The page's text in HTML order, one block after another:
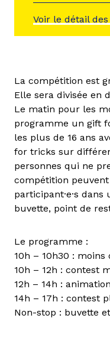
Voir le détail
La compétition est
Elle sera divisée en
Le matin pour les
programme un gift
les plus de 16 ans
for tricks sur
personnes qui ne
compétition
participant·e·s
buvette, point de
Le programme :
10h – 10h30 : moins
10h – 12h : contest
12h – 14h :
14h – 17h : contest
Non-stop : buvette